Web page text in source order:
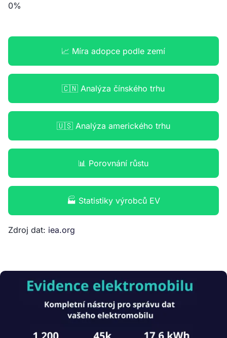
0%
📈 Míra adopce podle zemí
🇨🇳 Analýza čínského trhu
🇺🇸 Analýza amerického trhu
📊 Porovnání růstu
🏭 Statistiky výrobců EV
Zdroj dat: iea.org
Obrázek